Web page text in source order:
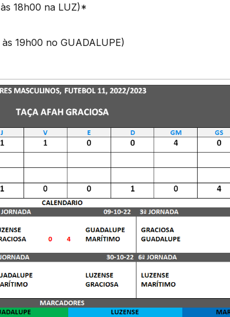
18h00 na LUZ)*
19h00 no GUADALUPE)